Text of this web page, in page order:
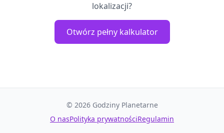
lokalizacji?
Otwórz pełny kalkulator
© 2026 Godziny Planetarne
O nasPolityka prywatnościRegulamin